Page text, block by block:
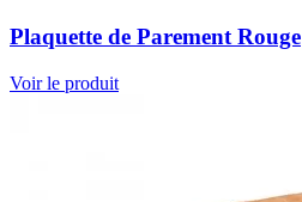
Plaquette de Parement Rouge
Voir le produit